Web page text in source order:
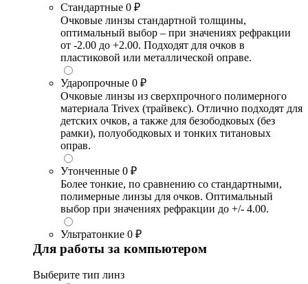
Стандартные 0 ₽
Очковые линзы стандартной толщины,
оптимальный выбор – при значениях рефракции
от -2.00 до +2.00. Подходят для очков в
пластиковой или металлической оправе.
Ударопрочные 0 ₽
Очковые линзы из сверхпрочного полимерного
материала Trivex (трайвекс). Отлично подходят для
детских очков, а также для безободковых (без
рамки), полуободковых и тонких титановых
оправ.
Утонченные 0 ₽
Более тонкие, по сравнению со стандартными,
полимерные линзы для очков. Оптимальный
выбор при значениях рефракции до +/- 4.00.
Ультратонкие 0 ₽
Для работы за компьютером
Выберите тип линз